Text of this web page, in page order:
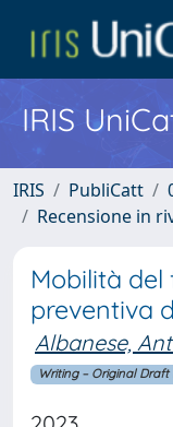
IRIS
IRIS PubliCatt
Recensione in
Mobilità
preventiva
Albanese,
Writing – Original